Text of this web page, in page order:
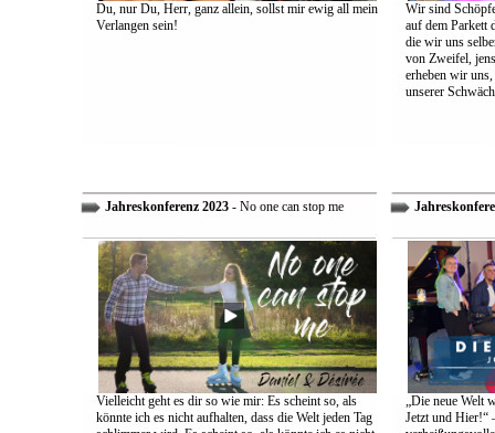
Du, nur Du, Herr, ganz allein, sollst mir ewig all mein
Verlangen sein!
Wir sind
auf dem Parkett
die wir uns
von Zweifel,
erheben wir
unserer
Jahreskonferenz 2023- No one can stop me
Vielleicht geht es dir so wie mir: Es scheint so, als
könnte ich es nicht aufhalten, dass die Welt jeden Tag
„Die neue Welt
Jetzt und Hier!“